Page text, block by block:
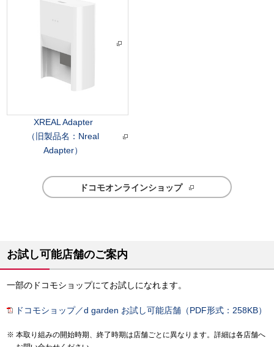
XREAL Adapter
（旧製品名：Nreal
Adapter）
ドコモオンラインショップ
お試し可能店舗のご案内
一部のドコモショップにてお試しになれます。
ドコモショップ／d garden お試し可能店舗（PDF形式：258KB）
本取り組みの開始時期、終了時期は店舗ごとに異なります。詳細は各店舗へ